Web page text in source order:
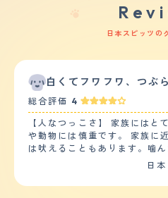
日本スピッツの
白くてフワフワ、つぶ
総合評価 4
【人なつっこさ】 家族にはと
や動物には慎重です。 家族に
は吠えることもあります。噛
りませんが。 相手に敵意がな
では家族の足元で寝たり、名
日